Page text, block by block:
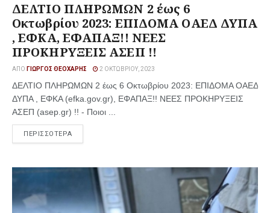
ΔΕΛΤΙΟ ΠΛΗΡΩΜΩΝ 2 έως 6
Οκτωβρίου 2023: ΕΠΙΔΟΜΑ ΟΑΕΔ ΔΥΠΑ
, ΕΦΚΑ, ΕΦΑΠΑΞ!! ΝΕΕΣ
ΠΡΟΚΗΡΥΞΕΙΣ ΑΣΕΠ !!
ΑΠΌ ΓΙΏΡΓΟΣ ΘΕΟΧΆΡΗΣ 2 ΟΚΤΩΒΡΊΟΥ, 2023
ΔΕΛΤΙΟ ΠΛΗΡΩΜΩΝ 2 έως 6 Οκτωβρίου 2023: ΕΠΙΔΟΜΑ ΟΑΕΔ
ΔΥΠΑ , ΕΦΚΑ (efka.gov.gr), ΕΦΑΠΑΞ!! ΝΕΕΣ ΠΡΟΚΗΡΥΞΕΙΣ
ΑΣΕΠ (asep.gr) !! - Ποιοι ...
ΠΕΡΙΣΣΟΤΕΡΑ